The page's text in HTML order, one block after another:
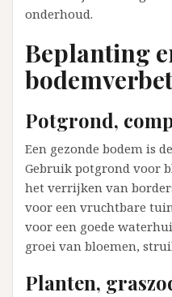
onderhoud.
Beplanting
Potgrond,
Een gezonde bodem is
Gebruik potgrond voor
het verrijken van
voor een vruchtbare
voor een goede
groei van bloemen,
Planten,